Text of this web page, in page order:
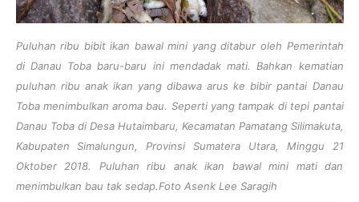
Puluhan ribu bibit ikan bawal mini yang ditabur oleh Pemerintah
di Danau Toba baru-baru ini mendadak mati. Bahkan kematian
puluhan ribu anak ikan yang dibawa arus ke bibir pantai Danau
Toba menimbulkan aroma bau. Seperti yang tampak di tepi pantai
Danau Toba di Desa Hutaimbaru, Kecamatan Pamatang Silimakuta,
Kabupaten Simalungun, Provinsi Sumatera Utara, Minggu 21
Oktober 2018. Puluhan ribu anak ikan bawal mini mati dan
menimbulkan bau tak sedap.Foto Asenk Lee Saragih